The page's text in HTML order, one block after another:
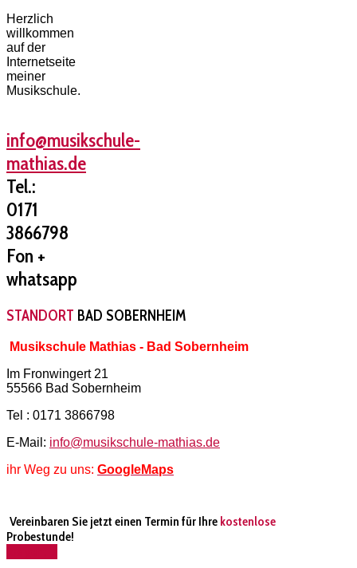
Herzlich
willkommen
auf der
Internetseite
meiner
Musikschule.
info@musikschule-
mathias.de
Tel.:
0171
3866798
Fon +
whatsapp
STANDORT BAD SOBERNHEIM
Musikschule Mathias - Bad Sobernheim
Im Fronwingert 21
55566 Bad Sobernheim
Tel : 0171 3866798
E-Mail: info@musikschule-mathias.de
ihr Weg zu uns: GoogleMaps
Vereinbaren Sie jetzt einen Termin für Ihre kostenlose
Probestunde!